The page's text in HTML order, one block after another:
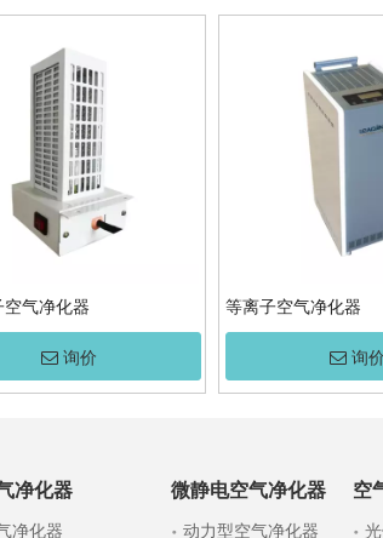
空气净化器
询价
等离子空气净化器
询价
净化器
净化器
微静电空气净化器
动力型空气净化器
空